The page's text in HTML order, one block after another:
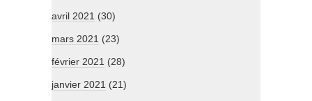
avril 2021 (30)
mars 2021 (23)
février 2021 (28)
janvier 2021 (21)